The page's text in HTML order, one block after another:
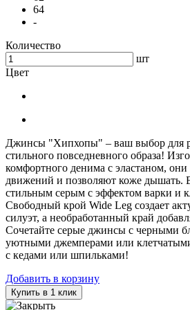
64
-
Количество
шт
Цвет
Джинсы "Хипхопы" – ваш выбор для
стильного повседневного образа!
комфортного денима с эластаном,
движений и позволяют коже дышать.
стильным серым с эффектом варки и
Свободный крой Wide Leg создает
силуэт, а необработанный край
Сочетайте серые джинсы с черными
уютными джемперами или
с кедами или шпильками!
Добавить в корзину
Купить в 1 клик